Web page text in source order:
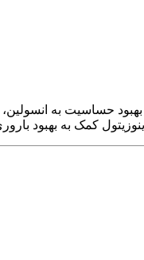
بهبود حساسیت به
کمک به بهبود